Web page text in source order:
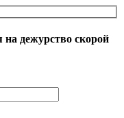
на дежурство скорой